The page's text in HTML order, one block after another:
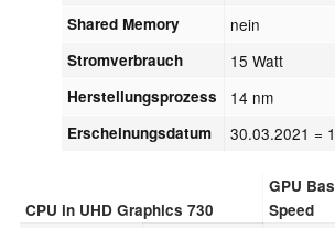
Shared Memory nein
Stromverbrauch 15 Watt
Herstellungsprozess 14 nm
Erscheinungsdatum 30.03.2021 =
CPU in UHD Graphics 730
GPU
Speed